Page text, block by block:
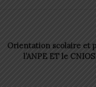
Orientation scolaire et
l’ANPE ET le